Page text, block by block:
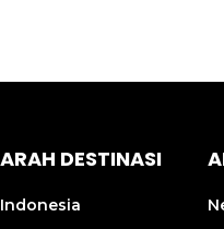
ARAH DESTINASI
Indonesia